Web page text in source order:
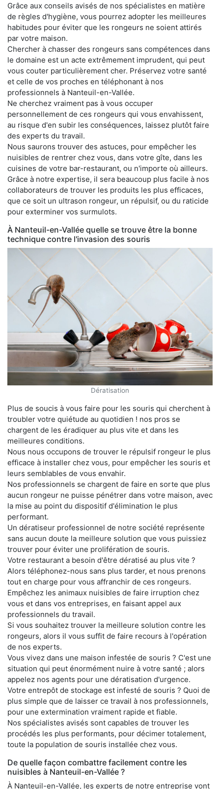
Grâce aux conseils avisés de nos spécialistes en matière
de règles d'hygiène, vous pourrez adopter les meilleures
habitudes pour éviter que les rongeurs ne soient attirés
par votre maison.
Chercher à chasser des rongeurs sans compétences dans
le domaine est un acte extrêmement imprudent, qui peut
vous couter particulièrement cher. Préservez votre santé
et celle de vos proches en téléphonant à nos
professionnels à Nanteuil-en-Vallée.
Ne cherchez vraiment pas à vous occuper
personnellement de ces rongeurs qui vous envahissent,
au risque d'en subir les conséquences, laissez plutôt faire
des experts du travail.
Nous saurons trouver des astuces, pour empêcher les
nuisibles de rentrer chez vous, dans votre gîte, dans les
cuisines de votre bar-restaurant, ou n'importe où ailleurs.
Grâce à notre expertise, il sera beaucoup plus facile à nos
collaborateurs de trouver les produits les plus efficaces,
que ce soit un ultrason rongeur, un répulsif, ou du raticide
pour exterminer vos surmulots.
À Nanteuil-en-Vallée quelle se trouve être la bonne
technique contre l'invasion des souris
Dératisation
Plus de soucis à vous faire pour les souris qui cherchent à
troubler votre quiétude au quotidien ! nos pros se
chargent de les éradiquer au plus vite et dans les
meilleures conditions.
Nous nous occupons de trouver le répulsif rongeur le plus
efficace à installer chez vous, pour empêcher les souris et
leurs semblables de vous envahir.
Nos professionnels se chargent de faire en sorte que plus
aucun rongeur ne puisse pénétrer dans votre maison, avec
la mise au point du dispositif d'élimination le plus
performant.
Un dératiseur professionnel de notre société représente
sans aucun doute la meilleure solution que vous puissiez
trouver pour éviter une prolifération de souris.
Votre restaurant a besoin d'être dératisé au plus vite ?
Alors téléphonez-nous sans plus tarder, et nous prenons
tout en charge pour vous affranchir de ces rongeurs.
Empêchez les animaux nuisibles de faire irruption chez
vous et dans vos entreprises, en faisant appel aux
professionnels du travail.
Si vous souhaitez trouver la meilleure solution contre les
rongeurs, alors il vous suffit de faire recours à l'opération
de nos experts.
Vous vivez dans une maison infestée de souris ? C'est une
situation qui peut énormément nuire à votre santé ; alors
appelez nos agents pour une dératisation d'urgence.
Votre entrepôt de stockage est infesté de souris ? Quoi de
plus simple que de laisser ce travail à nos professionnels,
pour une extermination vraiment rapide et fiable.
Nos spécialistes avisés sont capables de trouver les
procédés les plus performants, pour décimer totalement,
toute la population de souris installée chez vous.
De quelle façon combattre facilement contre les
nuisibles à Nanteuil-en-Vallée ?
À Nanteuil-en-Vallée, les experts de notre entreprise vont